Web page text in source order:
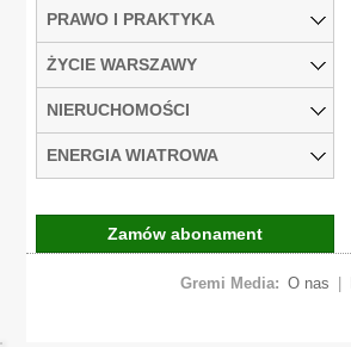
PRAWO I PRAKTYKA
ŻYCIE WARSZAWY
NIERUCHOMOŚCI
ENERGIA WIATROWA
Zamów abonament
Gremi Media: O nas